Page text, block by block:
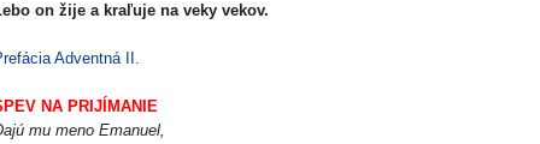
on žije a kraľuje na veky vekov.
Adventná II.
NA PRIJÍMANIE
mu meno Emanuel,